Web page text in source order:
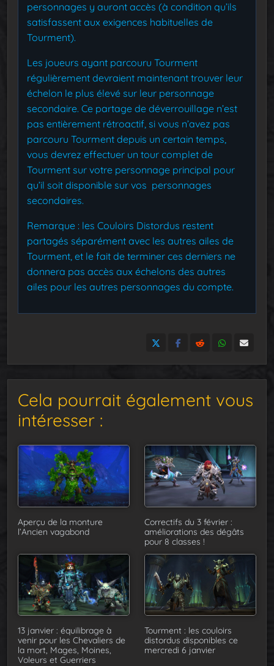
personnages y auront accès (à condition qu’ils
satisfassent aux exigences habituelles de
Tourment).
Les joueurs ayant parcouru Tourment
régulièrement devraient maintenant trouver leur
échelon le plus élevé sur leur personnage
secondaire. Ce partage de déverrouillage n’est
pas entièrement rétroactif, si vous n’avez pas
parcouru Tourment depuis un certain temps,
vous devrez effectuer un tour complet de
Tourment sur votre personnage principal pour
qu’il soit disponible sur vos personnages
secondaires.
Remarque : les Couloirs Distordus restent
partagés séparément avec les autres ailes de
Tourment, et le fait de terminer ces derniers ne
donnera pas accès aux échelons des autres
ailes pour les autres personnages du compte.
Cela pourrait également vous
intéresser :
Aperçu de la monture
l’Ancien vagabond
Correctifs du 3 février :
améliorations des dégâts
pour 8 classes !
13 janvier : équilibrage à
venir pour les Chevaliers de
la mort, Mages, Moines,
Voleurs et Guerriers
Tourment : les couloirs
distordus disponibles ce
mercredi 6 janvier